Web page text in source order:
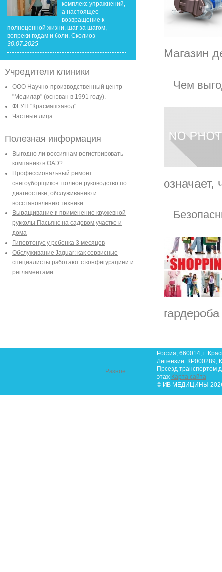
комплекс упражнений,
а настоящее
возвращение к
полноценной жизни, шаг за шагом,
вопреки годам и боли. Сколиоз
30.07.2025
Учредители клиники
ООО Научно-производственный центр
"Медилар" (основан в 1991 году).
ФГУП "Красмашзавод".
Частные лица.
Полезная информация
Выгодно ли россиянам регистрировать
компанию в ОАЭ?
Профессиональный ремонт
снегоуборщиков: полное руководство по
диагностике, обслуживанию и
восстановлению техники
Выращивание и применение кружевной
рукколы Пасьянс на садовом участке и
дома
Гипертонус у ребенка 3 месяцев
Обслуживание Jaguar: как сервисные
специалисты работают с конфигурацией и
регламентами
Магазин
Чем
означает,
Разное
Россия, 660014, г.
Лицензии: КР000289,
Проезд транспортом
этаж Карта сайта
© ИВ МЕДИЦИНЫ